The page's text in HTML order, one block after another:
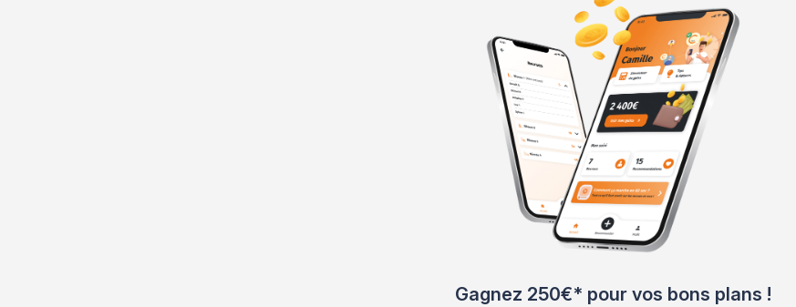
Gagnez 250€* pour vos bons plans !